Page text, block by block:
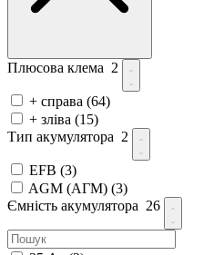
Плюсова клема 2
+ справа (64)
+ зліва (15)
Тип акумулятора 2
EFB (3)
AGM (АГМ) (3)
Ємність акумулятора 26